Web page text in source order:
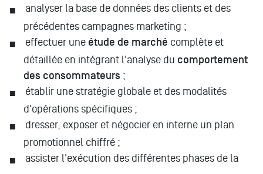
analyser la base de données des clients et des
précédentes campagnes marketing ;
effectuer une étude de marché complète et
détaillée en intégrant l'analyse du comportement
des consommateurs ;
établir une stratégie globale et des modalités
d'opérations spécifiques ;
dresser, exposer et négocier en interne un plan
promotionnel chiffré ;
assister l'exécution des différentes phases de la